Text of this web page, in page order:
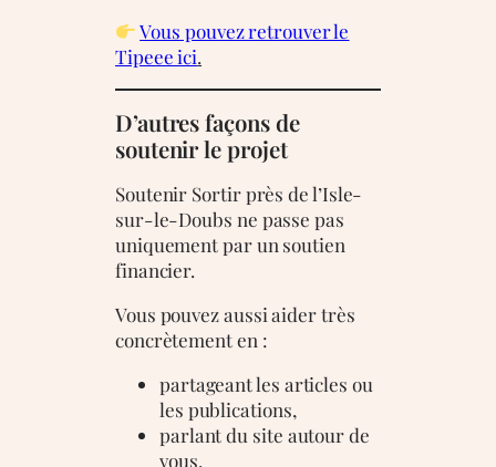
Vous pouvez retrouver le
Tipeee ici.
D’autres façons de
soutenir le projet
Soutenir Sortir près de l’Isle-
sur-le-Doubs ne passe pas
uniquement par un soutien
financier.
Vous pouvez aussi aider très
concrètement en :
partageant les articles ou
les publications,
parlant du site autour de
vous,